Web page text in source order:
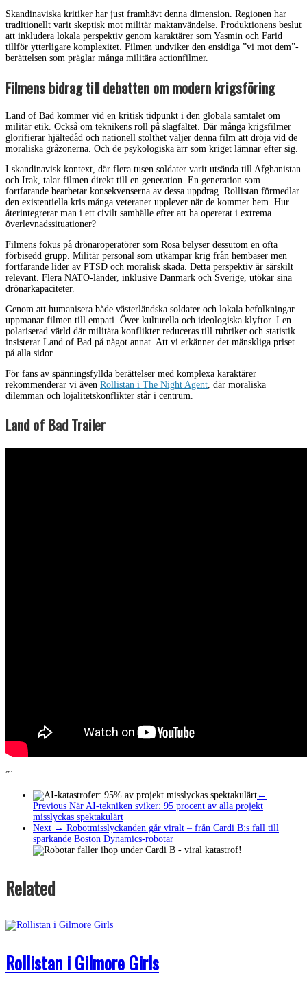
Skandinaviska kritiker har just framhävt denna dimension. Regionen har
traditionellt varit skeptisk mot militär maktanvändelse. Produktionens beslut
att inkludera lokala perspektiv genom karaktärer som Yasmin och Farid
tillför ytterligare komplexitet. Filmen undviker den ensidiga ”vi mot dem”-
berättelsen som präglar många militära actionfilmer.
Filmens bidrag till debatten om modern krigsföring
Land of Bad kommer vid en kritisk tidpunkt i den globala samtalet om
militär etik. Också om teknikens roll på slagfältet. Där många krigsfilmer
glorifierar hjältedåd och nationell stolthet väljer denna film att dröja vid de
moraliska gråzonerna. Och de psykologiska ärr som kriget lämnar efter sig.
I skandinavisk kontext, där flera tusen soldater varit utsända till Afghanistan
och Irak, talar filmen direkt till en generation. En generation som
fortfarande bearbetar konsekvenserna av dessa uppdrag. Rollistan förmedlar
den existentiella kris många veteraner upplever när de kommer hem. Hur
återintegrerar man i ett civilt samhälle efter att ha opererat i extrema
överlevnadssituationer?
Filmens fokus på drönaroperatörer som Rosa belyser dessutom en ofta
förbisedd grupp. Militär personal som utkämpar krig från hembaser men
fortfarande lider av PTSD och moralisk skada. Detta perspektiv är särskilt
relevant. Flera NATO-länder, inklusive Danmark och Sverige, utökar sina
drönarkapaciteter.
Genom att humanisera både västerländska soldater och lokala befolkningar
uppmanar filmen till empati. Över kulturella och ideologiska klyftor. I en
polariserad värld där militära konflikter reduceras till rubriker och statistik
insisterar Land of Bad på något annat. Att vi erkänner det mänskliga priset
på alla sidor.
För fans av spänningsfyllda berättelser med komplexa karaktärer
rekommenderar vi även Rollistan i The Night Agent , där moraliska
dilemman och lojalitetskonflikter står i centrum.
Land of Bad Trailer
”`
←
Previous När AI-tekniken sviker: 95 procent av alla projekt
misslyckas spektakulärt
Next → Robotmisslyckanden går viralt – från Cardi B:s fall till
sparkande Boston Dynamics-robotar
Related
Rollistan i Gilmore Girls